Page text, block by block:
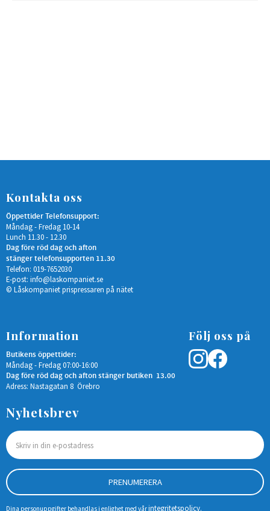
Kontakta oss
Öppettider Telefonsupport:
Måndag - Fredag 10-14
Lunch 11.30 - 12.30
Dag före röd dag och afton
stänger telefonsupporten 11.30
Telefon: 019-7652030
E-post: info@laskompaniet.se
© Låskompaniet prispressaren på nätet
Information
Butikens öppettider:
Måndag - Fredag 07:00-16:00
Dag före röd dag och afton stänger butiken 13.00
Adress: Nastagatan 8 Örebro
Följ oss på
Nyhetsbrev
PRENUMERERA
Dina personuppgifter behandlas i enlighet med vårintegritetspolicy.